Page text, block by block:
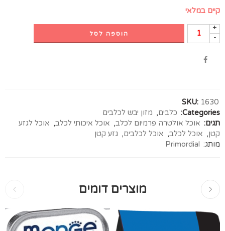
קיים במלאי
+
-
הוספה לסל
SKU: 1630
Categories:
כלבים, מזון יבש לכלבים
תגים: אוכל אולטרה פרמיום לכלב, אוכל איכותי לכלב, אוכל לגזע
קטן, אוכל לכלב, אוכל לכלבים, גזע קטן
מותג:
Primordial
מוצרים דומים